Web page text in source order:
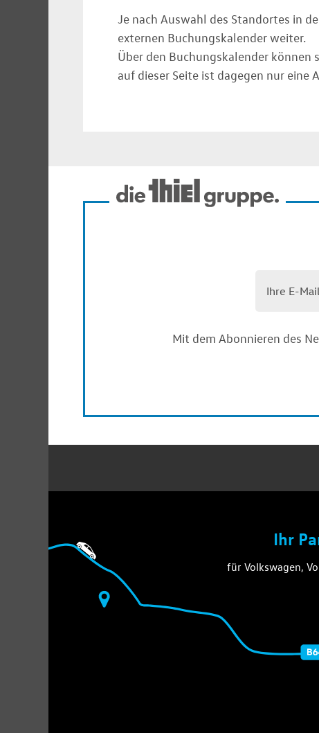
Je nach Auswahl des Standortes in
externen Buchungskalender weiter.
Über den Buchungskalender können
auf dieser Seite ist dagegen nur eine
Mit dem Abonnieren des
Ihr
für Volkswagen,